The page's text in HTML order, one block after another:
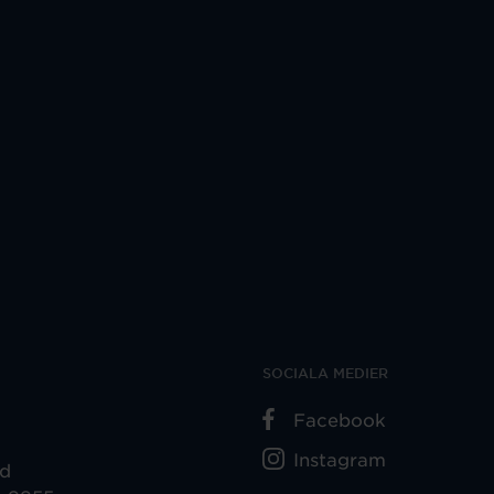
SOCIALA MEDIER
Facebook
Instagram